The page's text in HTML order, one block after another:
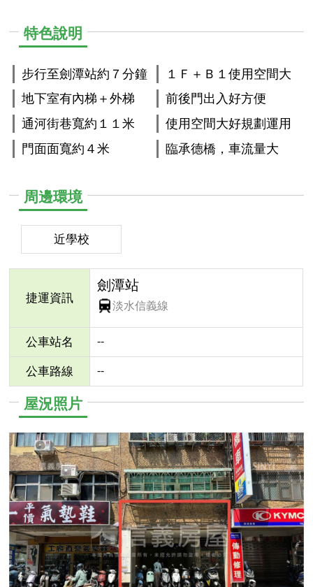
特色說明
步行至劍潭站約７分鐘
地下室有內梯＋外梯
通河街巷寬約１１米
門面面寬約４米
１Ｆ＋Ｂ１使用空間大
前後門出入好方便
使用空間大好規劃運用
臨承德橋，車流量大
周邊環境
近學校
捷運資訊
劍潭站
淡水信義線
公車站名 --
公車路線 --
屋況照片